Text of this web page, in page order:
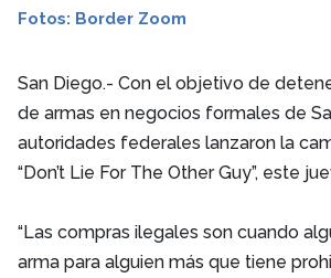
Fotos: Border Zoom
San Diego.- Con el objetivo de
de armas en negocios formales de
autoridades federales lanzaron la
“Don’t Lie For The Other Guy”, este
“Las compras ilegales son cuando
arma para alguien más que tiene